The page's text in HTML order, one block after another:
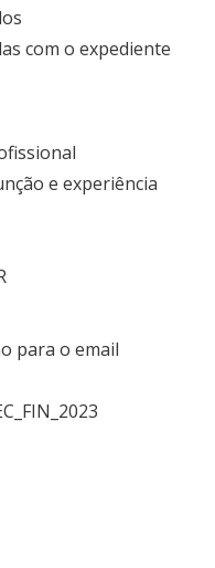
com o expediente
e experiência
para o email